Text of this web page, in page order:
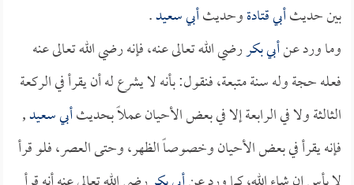
بين حديثأبي قتادةوحديثأبي سعيد.
وما ورد عنأبي بكررضي الله تعالى عنه، فإنه رضي الله تعالى عنه
فعله حجة وله سنة متبعة، فنقول: بأنه لا يشرع له أن يقرأ في الركعة
الثالثة ولا في الرابعة إلا في بعض الأحيان عملاً بحديثأبي سعيد,
فإنه يقرأ في بعض الأحيان وخصوصاً الظهر، وحتى العصر، فلو قرأ